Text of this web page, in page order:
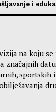
i
na koju
značajnih
sportskih